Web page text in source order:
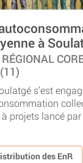
à
s’est
à projets lancé
des EnR